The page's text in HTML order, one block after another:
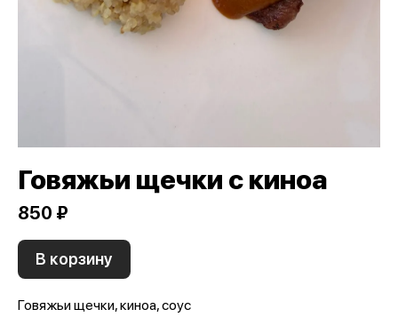
Говяжьи щечки с киноа
850 ₽
В корзину
Говяжьи щечки, киноа, соус